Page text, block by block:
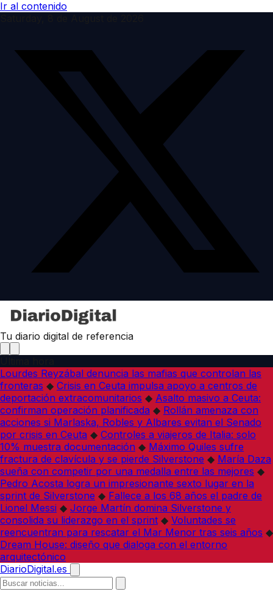
Ir al contenido
Tu diario digital de referencia
Lourdes Reyzábal denuncia las mafias que controlan las
fronteras ◆ Crisis en Ceuta impulsa apoyo a centros de
deportación extracomunitarios ◆ Asalto masivo a Ceuta:
confirman operación planificada ◆ Rollán amenaza con
acciones si Marlaska, Robles y Albares evitan el Senado
por crisis en Ceuta ◆ Controles a viajeros de Italia: solo
10% muestra documentación ◆ Máximo Quiles sufre
fractura de clavícula y se pierde Silverstone ◆ María Daza
sueña con competir por una medalla entre las mejores ◆
Pedro Acosta logra un impresionante sexto lugar en la
sprint de Silverstone ◆ Fallece a los 68 años el padre de
Lionel Messi ◆ Jorge Martín domina Silverstone y
consolida su liderazgo en el sprint ◆ Voluntades se
reencuentran para rescatar el Mar Menor tras seis años ◆
Dream House: diseño que dialoga con el entorno
arquitectónico
DiarioDigital.es